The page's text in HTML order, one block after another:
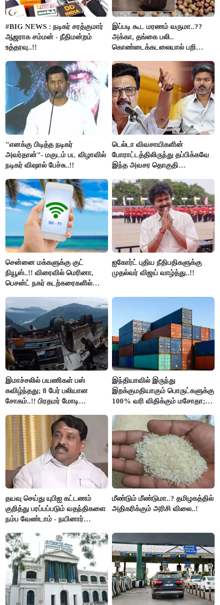
#BIG NEWS : நடிகர் சரத்குமார்
ஆஜராக சம்மன் - நீதிமன்றம்
உத்தரவு..!!
இப்படி கூட மரணம் வருமா..??
அக்கா, தங்கை பலி..
கொண்டைக்கடலையால் பறிபோன
"எனக்கு பிடித்த நடிகர்
அவர்தான்"- மகுடம் பட விழாவில்
நடிகர் விஷால் பேச்சு..!!
டெல்டா விவசாயிகளின்
போராட்டத்திலிருந்து தப்பிக்கவே
இந்த அவசர தொகுதி
அரங்கேற்றுகிறார் முதலமைச்சர் -
திமுக ஐடி விங்..!!
சென்னை மக்களுக்கு குட்
நியூஸ்..!! விரைவில் மெரினா,
பெசன்ட் நகர் கடற்கரைகளில்
ஐகோர்ட் புதிய நீதிபதிகளுக்கு
முதல்வர் விஜய் வாழ்த்து..!!
இமாச்சலில் பயணிகள் பஸ்
கவிழ்ந்தது; 8 பேர் பலியான
சோகம்..!! பிரதமர் மோடி
இந்தியாவில் இருந்து
இறக்குமதியாகும் பொருட்களுக்கு
100% வரி விதிக்கும் மசோதா;
தயவு செய்து யுபிஐ கட்டணம்
குறித்து பரப்பப்படும் வதந்திகளை
நம்ப வேண்டாம் - நயினார்
மீண்டும் மீண்டுமா..? தமிழகத்தில்
அதிகரிக்கும் அரிசி விலை..!